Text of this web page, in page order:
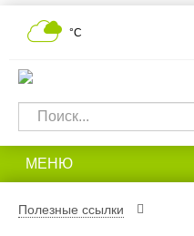
°С
МЕНЮ
Полезные ссылки